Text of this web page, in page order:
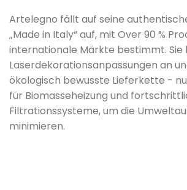
Artelegno fällt auf seine
„Made in Italy“ auf, mit Over 90 %
internationale Märkte bestimmt. Sie
Laserdekorationsanpassungen an
ökologisch bewusste Lieferkette -
für Biomasseheizung und
Filtrationssysteme, um die
minimieren.